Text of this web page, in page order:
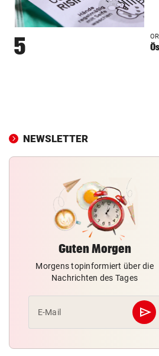
5
NEWSLETTER
Guten Morgen
Morgens topinformiert über die
Nachrichten des Tages
E-Mail send